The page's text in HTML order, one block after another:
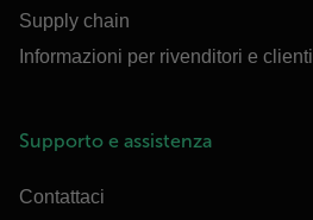
Supply chain
Informazioni per rivenditori e clienti
Supporto e assistenza
Contattaci